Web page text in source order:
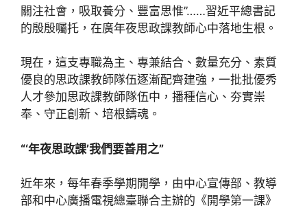
關注社會，吸取養分、豐富思惟”……習近平總書記
的殷殷囑托，在廣年夜思政課教師心中落地生根。
現在，這支專職為主、專兼結合、數量充分、素質
優良的思政課教師隊伍逐漸配齊建強，一批批優秀
人才參加思政課教師隊伍中，播種信心、夯實崇
奉、守正創新、培根鑄魂。
“‘年夜思政課’我們要善用之”
近年來，每年春季學期開學，由中心宣傳部、教導
部和中心廣播電視總臺聯合主辦的《開學第一課》